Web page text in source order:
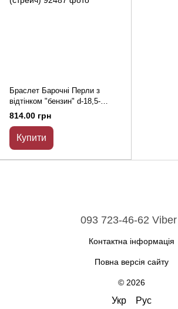
Браслет Барочні Перли з
відтінком "бензин" d-18,5-
21х14,5мм+- L-18см +- (стрейч)
814.00 грн
Купити
093 723-46-62 Viber
Контактна інформація
Повна версія сайту
© 2026
Укр Рус